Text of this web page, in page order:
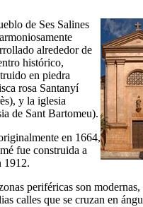
de Ses Salines
alrededor de
histórico,
en piedra
rosa Santanyí
), y la iglesia
de Sant Bartomeu).
en 1664,
fue construida a
1912.
periféricas son modernas,
calles que se cruzan en